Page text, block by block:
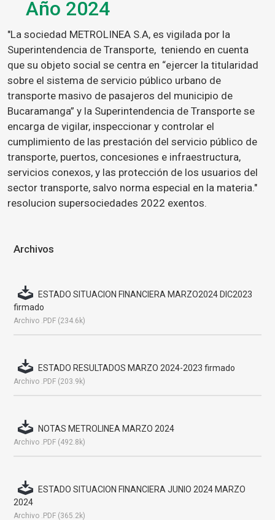
Año 2024
"La sociedad METROLINEA S.A, es vigilada por la
Superintendencia de Transporte, teniendo en cuenta
que su objeto social se centra en “ejercer la titularidad
sobre el sistema de servicio público urbano de
transporte masivo de pasajeros del municipio de
Bucaramanga” y la Superintendencia de Transporte se
encarga de vigilar, inspeccionar y controlar el
cumplimiento de las prestación del servicio público de
transporte, puertos, concesiones e infraestructura,
servicios conexos, y las protección de los usuarios del
sector transporte, salvo norma especial en la materia."
resolucion supersociedades 2022 exentos.
Archivos
ESTADO SITUACION FINANCIERA MARZO2024 DIC2023
firmado
Archivo .PDF (234.6k)
ESTADO RESULTADOS MARZO 2024-2023 firmado
Archivo .PDF (203.9k)
NOTAS METROLINEA MARZO 2024
Archivo .PDF (492.8k)
ESTADO SITUACION FINANCIERA JUNIO 2024 MARZO
2024
Archivo .PDF (365.2k)